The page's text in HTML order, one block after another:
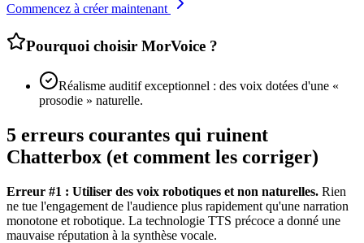
Commencez à créer maintenant
Pourquoi choisir MorVoice ?
Réalisme auditif exceptionnel : des voix dotées d'une «
prosodie » naturelle.
5 erreurs courantes qui ruinent
Chatterbox (et comment les corriger)
Erreur #1 : Utiliser des voix robotiques et non naturelles. Rien
ne tue l'engagement de l'audience plus rapidement qu'une narration
monotone et robotique. La technologie TTS précoce a donné une
mauvaise réputation à la synthèse vocale.